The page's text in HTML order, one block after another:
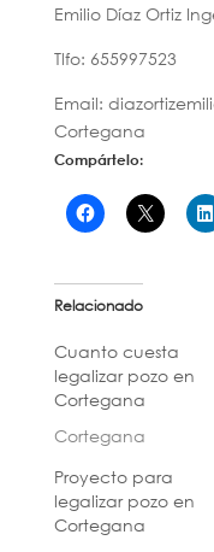
Emilio Díaz Ortiz
Tlfo: 655997523
Email:
Cortegana
Compártelo:
Relacionado
Cuanto cuesta
legalizar pozo en
Cortegana
Cortegana
Proyecto para
legalizar pozo en
Cortegana